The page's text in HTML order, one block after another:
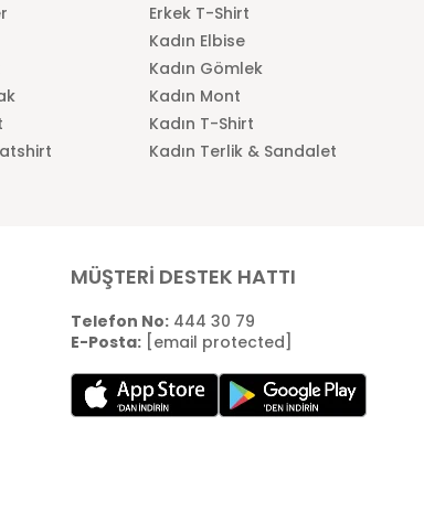
Erkek T-Shirt
Kadın Elbise
Kadın Gömlek
Kadın Mont
Kadın T-Shirt
Kadın Terlik & Sandalet
MÜŞTERİ DESTEK HATTI
Telefon No:444 30 79
E-Posta: [email protected]